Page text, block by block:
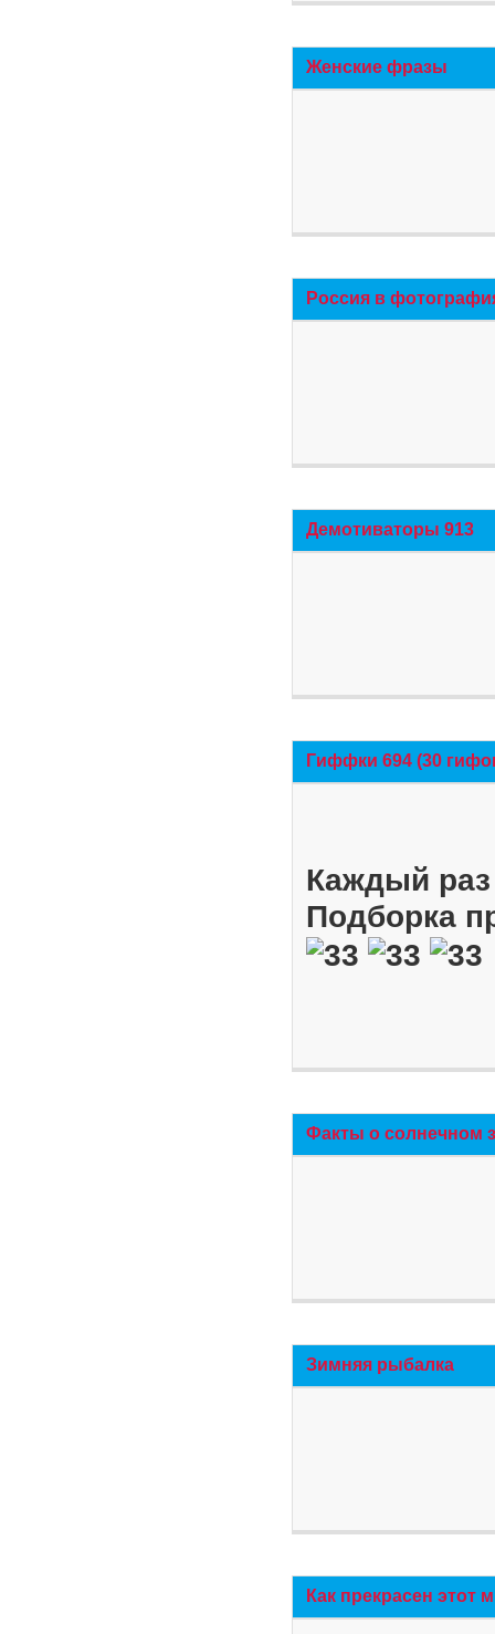
Женские фразы
Россия в
Демотиваторы 913
Гиффки 694 (30
Каждый
Подборка
Факты о солнечном
Зимняя рыбалка
Как прекрасен этот